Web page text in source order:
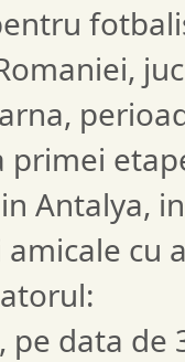
Antalya,
cu
pe data